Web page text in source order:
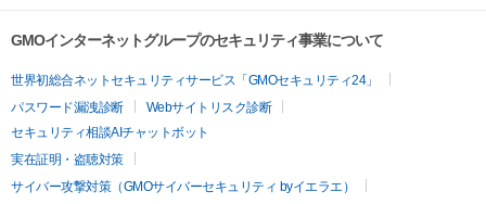
GMOインターネットグループのセキュリティ事業について
世界初総合ネットセキュリティサービス「GMOセキュリティ24」
パスワード漏洩診断
Webサイトリスク診断
セキュリティ相談AIチャットボット
実在証明・盗聴対策
サイバー攻撃対策（GMOサイバーセキュリティ byイエラエ）